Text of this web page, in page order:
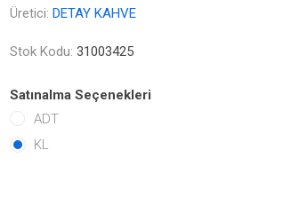
Üretici: DETAY KAHVE
Stok Kodu: 31003425
Satınalma Seçenekleri
ADT
KL